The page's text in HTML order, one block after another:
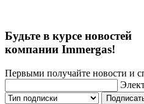
Будьте в курсе новостей
компании Immergas!
Первыми получайте новости и